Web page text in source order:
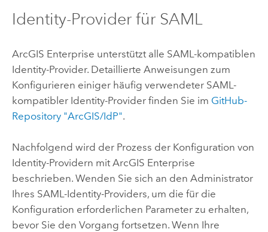
Identity-Provider für SAML
ArcGIS Enterprise unterstützt alle SAML-kompatiblen
Identity-Provider. Detaillierte Anweisungen zum
Konfigurieren einiger häufig verwendeter SAML-
kompatibler Identity-Provider finden Sie im GitHub-
Repository "ArcGIS/IdP".
Nachfolgend wird der Prozess der Konfiguration von
Identity-Providern mit ArcGIS Enterprise
beschrieben. Wenden Sie sich an den Administrator
Ihres SAML-Identity-Providers, um die für die
Konfiguration erforderlichen Parameter zu erhalten,
bevor Sie den Vorgang fortsetzen. Wenn Ihre